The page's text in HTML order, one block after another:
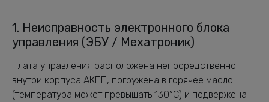
1. Неисправность электронного блока
управления (ЭБУ / Мехатроник)
Плата управления расположена непосредственно
внутри корпуса АКПП, погружена в горячее масло
(температура может превышать 130°C) и подвержена